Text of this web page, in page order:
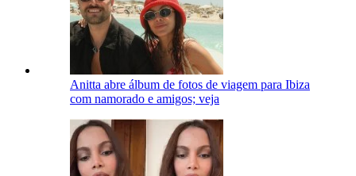
Anitta abre álbum de fotos de viagem para Ibiza
com namorado e amigos; veja